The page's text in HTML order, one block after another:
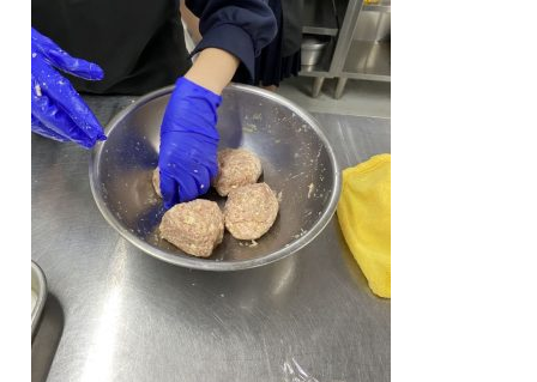
キャリア科の紹介
キャリア科の学び
幅広い学び
自信が付けられる